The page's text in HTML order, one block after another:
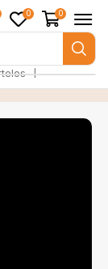
❘
0 0